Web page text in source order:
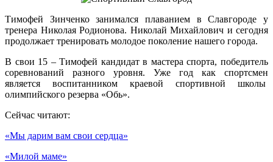
Тимофей Зинченко занимался плаванием в Славгороде у
тренера Николая Родионова. Николай Михайлович и сегодня
продолжает тренировать молодое поколение нашего города.
В свои 15 – Тимофей кандидат в мастера спорта, победитель
соревнований разного уровня. Уже год как спортсмен
является воспитанником краевой спортивной школы
олимпийского резерва «Обь».
Сейчас читают:
«Мы дарим вам свои сердца»
«Милой маме»